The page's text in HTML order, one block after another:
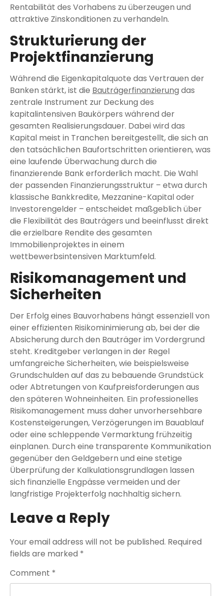
Rentabilität des Vorhabens zu überzeugen und
attraktive Zinskonditionen zu verhandeln.
Strukturierung der
Projektfinanzierung
Während die Eigenkapitalquote das Vertrauen der
Banken stärkt, ist die Bauträgerfinanzierung das
zentrale Instrument zur Deckung des
kapitalintensiven Baukörpers während der
gesamten Realisierungsdauer. Dabei wird das
Kapital meist in Tranchen bereitgestellt, die sich an
den tatsächlichen Baufortschritten orientieren, was
eine laufende Überwachung durch die
finanzierende Bank erforderlich macht. Die Wahl
der passenden Finanzierungsstruktur – etwa durch
klassische Bankkredite, Mezzanine-Kapital oder
Investorengelder – entscheidet maßgeblich über
die Flexibilität des Bauträgers und beeinflusst direkt
die erzielbare Rendite des gesamten
Immobilienprojektes in einem
wettbewerbsintensiven Marktumfeld.
Risikomanagement und
Sicherheiten
Der Erfolg eines Bauvorhabens hängt essenziell von
einer effizienten Risikominimierung ab, bei der die
Absicherung durch den Bauträger im Vordergrund
steht. Kreditgeber verlangen in der Regel
umfangreiche Sicherheiten, wie beispielsweise
Grundschulden auf das zu bebauende Grundstück
oder Abtretungen von Kaufpreisforderungen aus
den späteren Wohneinheiten. Ein professionelles
Risikomanagement muss daher unvorhersehbare
Kostensteigerungen, Verzögerungen im Bauablauf
oder eine schleppende Vermarktung frühzeitig
einplanen. Durch eine transparente Kommunikation
gegenüber den Geldgebern und eine stetige
Überprüfung der Kalkulationsgrundlagen lassen
sich finanzielle Engpässe vermeiden und der
langfristige Projekterfolg nachhaltig sichern.
Leave a Reply
Your email address will not be published. Required
fields are marked *
Comment *